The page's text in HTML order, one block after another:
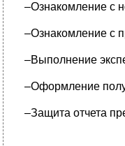
–Ознакомление с
–Ознакомление с
–Выполнение
–Оформление
–Защита отчета